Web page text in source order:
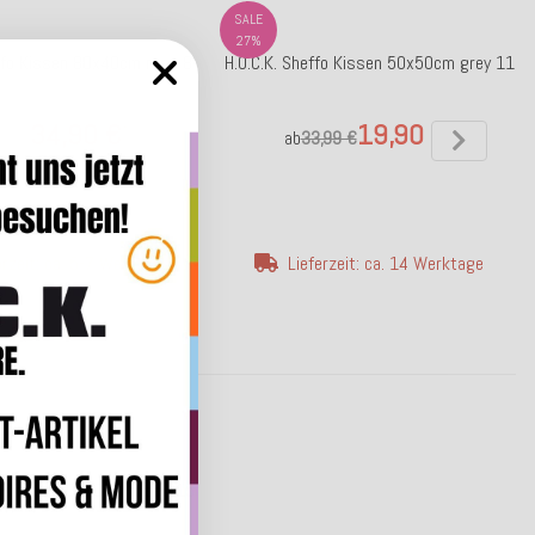
Kissen 80x40cm rose 8
ca. 5-7 Werktage
SALE
27%
H.O.C.K. Sheffo Kissen 50x50cm grey 11
ab 19,90 € *
33,99 €
Lieferzeit: ca. 14 Werktage
Kissen 50x50cm rose 615